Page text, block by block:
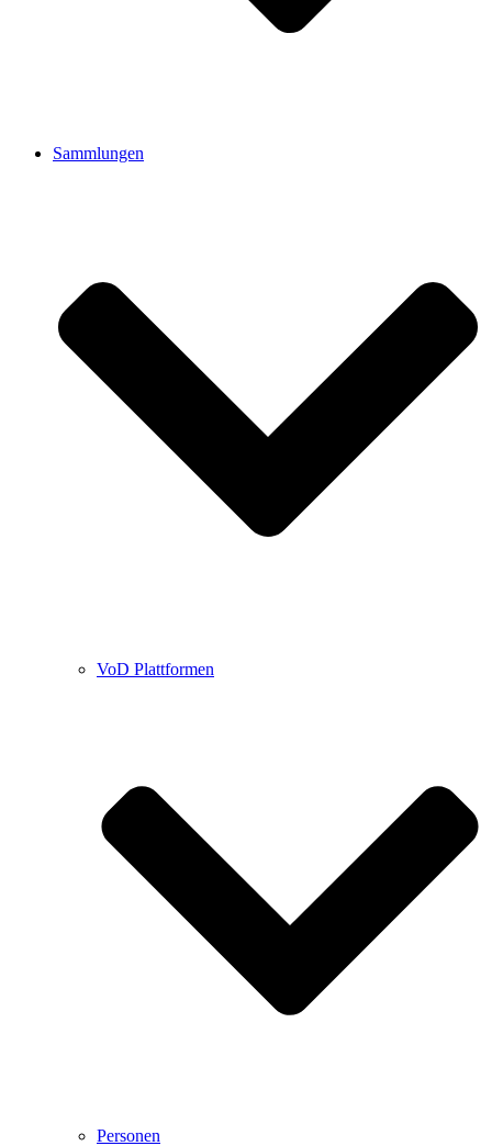
Sammlungen
VoD Plattformen
Personen